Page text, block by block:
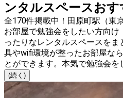
ンタルスペースおす
全170件掲載中！田原町駅（東
お部屋で勉強会をしたい方向
ったりなレンタルスペースを
具やwifi環境が整ったお部屋な
とができます。本気で勉強会を
(続く)